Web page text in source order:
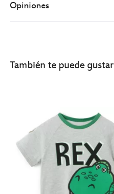
war-
10.%C2%BA-
Opiniones
También te puede gustar